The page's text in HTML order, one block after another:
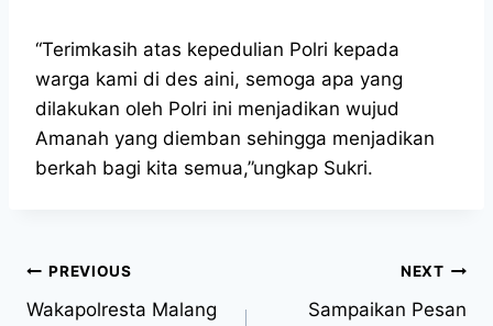
“Terimkasih atas kepedulian Polri kepada
warga kami di des aini, semoga apa yang
dilakukan oleh Polri ini menjadikan wujud
Amanah yang diemban sehingga menjadikan
berkah bagi kita semua,”ungkap Sukri.
PREVIOUS
Wakapolresta Malang
NEXT
Sampaikan Pesan